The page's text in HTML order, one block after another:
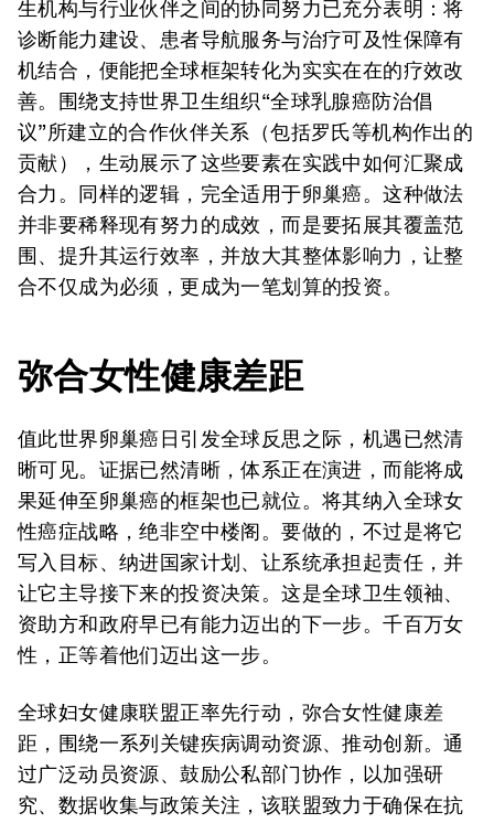
生机构与行业伙伴之间的协同努力已充分表明：将
诊断能力建设、患者导航服务与治疗可及性保障有
机结合，便能把全球框架转化为实实在在的疗效改
善。围绕支持世界卫生组织“全球乳腺癌防治倡
议”所建立的合作伙伴关系（包括罗氏等机构作出的
贡献），生动展示了这些要素在实践中如何汇聚成
合力。同样的逻辑，完全适用于卵巢癌。这种做法
并非要稀释现有努力的成效，而是要拓展其覆盖范
围、提升其运行效率，并放大其整体影响力，让整
合不仅成为必须，更成为一笔划算的投资。
弥合女性健康差距
值此世界卵巢癌日引发全球反思之际，机遇已然清
晰可见。证据已然清晰，体系正在演进，而能将成
果延伸至卵巢癌的框架也已就位。将其纳入全球女
性癌症战略，绝非空中楼阁。要做的，不过是将它
写入目标、纳进国家计划、让系统承担起责任，并
让它主导接下来的投资决策。这是全球卫生领袖、
资助方和政府早已有能力迈出的下一步。千百万女
性，正等着他们迈出这一步。
全球妇女健康联盟正率先行动，弥合女性健康差
距，围绕一系列关键疾病调动资源、推动创新。通
过广泛动员资源、鼓励公私部门协作，以加强研
究、数据收集与政策关注，该联盟致力于确保在抗